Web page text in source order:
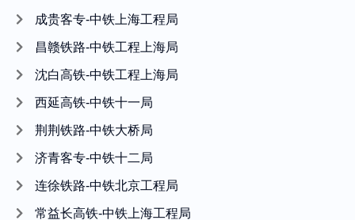
成贵客专-中铁上海工程局
昌赣铁路-中铁工程上海局
沈白高铁-中铁工程上海局
西延高铁-中铁十一局
荆荆铁路-中铁大桥局
济青客专-中铁十二局
连徐铁路-中铁北京工程局
常益长高铁-中铁上海工程局